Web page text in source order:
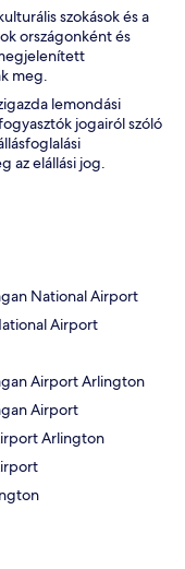
szokások és a
országonként és
meg.
lemondási
jogairól szóló
az elállási jog.
National Airport
Airport
Airport Arlington
Airport
Arlington